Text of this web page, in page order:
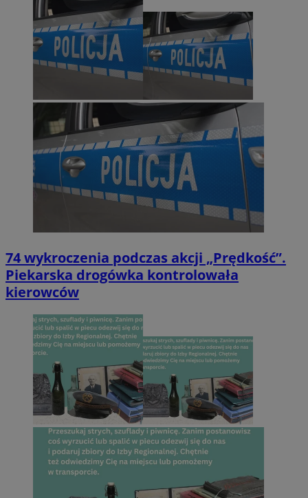
74 wykroczenia podczas akcji „Prędkość”.
Piekarska drogówka kontrolowała
kierowców